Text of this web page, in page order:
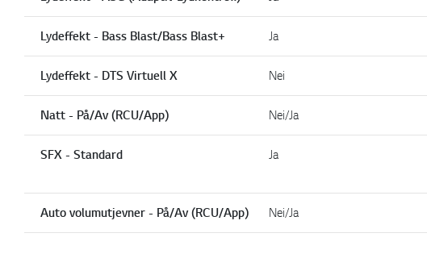
Lydeffekt - Bass Blast/Bass Blast+ Ja
Lydeffekt - DTS Virtuell X Nei
Natt - På/Av (RCU/App) Nei/Ja
SFX - Standard Ja
Auto volumutjevner - På/Av (RCU/App) Nei/Ja